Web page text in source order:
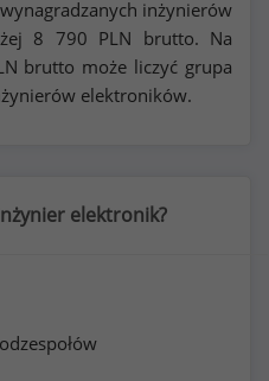
inżynierów
8 790 PLN brutto. Na
brutto może liczyć grupa
elektroników.
elektronik?